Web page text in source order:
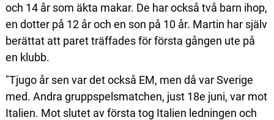
och 14 år som äkta makar. De har också två barn ihop,
en dotter på 12 år och en son på 10 år. Martin har själv
berättat att paret träffades för första gången ute på
en klubb.
"Tjugo år sen var det också EM, men då var Sverige
med. Andra gruppspelsmatchen, just 18e juni, var mot
Italien. Mot slutet av första tog Italien ledningen och